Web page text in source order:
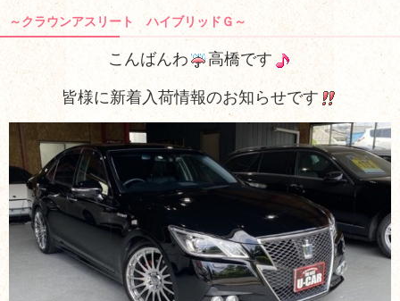
～クラウンアスリート ハイブリッドＧ～
こんばんわ 高橋です
皆様に新着入荷情報のお知らせです